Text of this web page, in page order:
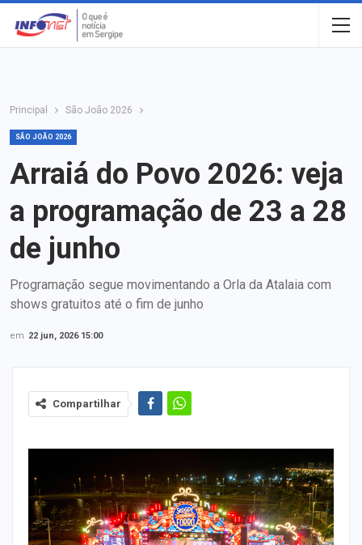
Principal São João 2026
SÃO JOÃO 2026
Arraiá do Povo 2026: veja
a programação de 23 a 28
de junho
Programação segue movimentando a Orla da Atalaia com
shows gratuitos até o fim de junho
em 22 jun, 2026 15:00
Compartilhar